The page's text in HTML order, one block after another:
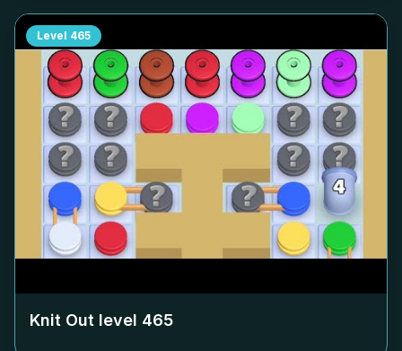
Level 465
Knit Out level 465